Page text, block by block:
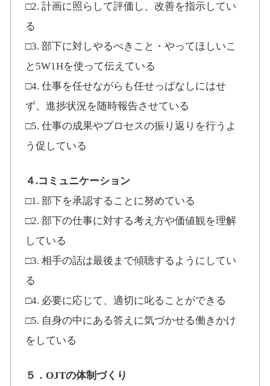
□2. 計画に照らして評価し、改善を指示してい
る
□3. 部下に対しやるべきこと・やってほしいこ
と5W1Hを使って伝えている
□4. 仕事を任せながらも任せっぱなしにはせ
ず、進捗状況を随時報告させている
□5. 仕事の成果やプロセスの振り返りを行うよ
う促している
４.コミュニケーション
□1. 部下を承認することに努めている
□2. 部下の仕事に対する考え方や価値観を理解
している
□3. 相手の話は最後まで傾聴するようにしてい
る
□4. 必要に応じて、適切に叱ることができる
□5. 自身の中にある答えに気づかせる働きかけ
をしている
５．OJTの体制づくり